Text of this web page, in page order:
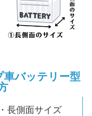
バッテリー型
長側面サイズ